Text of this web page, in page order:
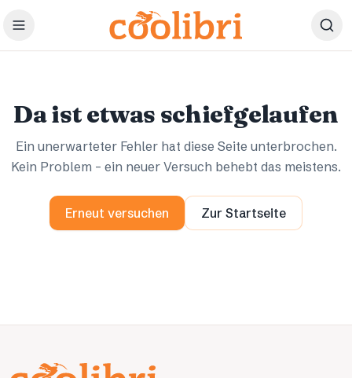
Zum Hauptinhalt springen
Da ist etwas schiefgelaufen
Ein unerwarteter Fehler hat diese Seite unterbrochen.
Kein Problem – ein neuer Versuch behebt das meistens.
Erneut versuchen Zur Startseite